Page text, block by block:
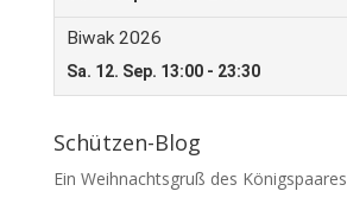
Schützen-Blog
Ein Weihnachtsgruß des Königspaares